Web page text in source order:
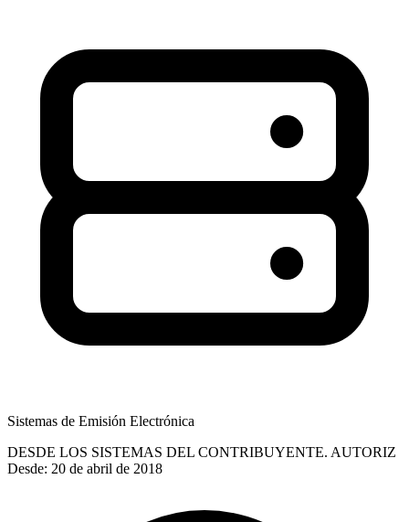
Sistemas de Emisión Electrónica
DESDE LOS SISTEMAS DEL CONTRIBUYENTE. AUTORIZ
Desde: 20 de abril de 2018